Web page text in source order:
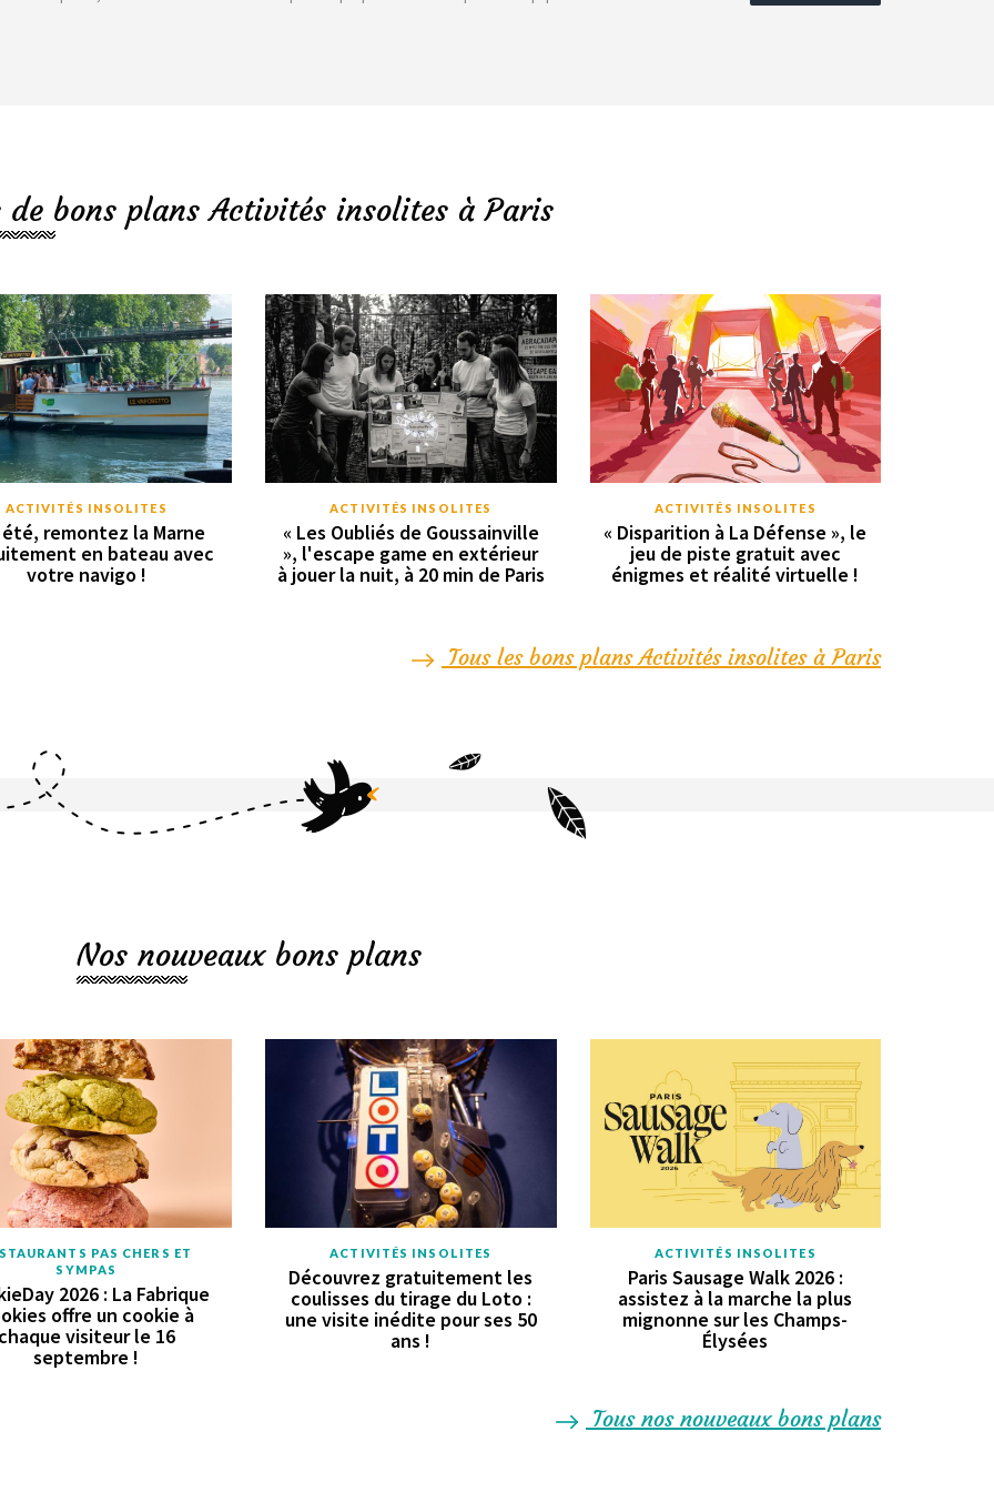
de bons plans Activités insolites à Paris
ACTIVITÉS INSOLITES
remontez la Marne
en bateau avec
votre navigo !
ACTIVITÉS INSOLITES
« Les Oubliés de Goussainville
», l'escape game en extérieur
à jouer la nuit, à 20 min de Paris
ACTIVITÉS INSOLITES
« Disparition à La Défense », le
jeu de piste gratuit avec
énigmes et réalité virtuelle !
Tous les bons plans Activités insolites à Paris
Nos nouveaux bons plans
PAS CHERS ET
SYMPAS
2026 : La Fabrique
offre un cookie à
visiteur le 16
septembre !
ACTIVITÉS INSOLITES
Découvrez gratuitement les
coulisses du tirage du Loto :
une visite inédite pour ses 50
ans !
ACTIVITÉS INSOLITES
Paris Sausage Walk 2026 :
assistez à la marche la plus
mignonne sur les Champs-
Élysées
Tous nos nouveaux bons plans